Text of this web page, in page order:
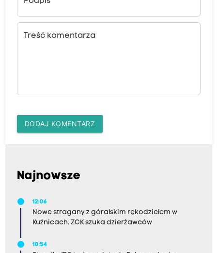
Treść komentarza
DODAJ KOMENTARZ
Najnowsze
12:06
Nowe stragany z góralskim rękodziełem w
Kuźnicach. ZCK szuka dzierżawców
10:54